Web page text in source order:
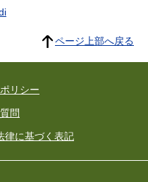
ページ上部へ戻る
リシー
問
律に基づく表記